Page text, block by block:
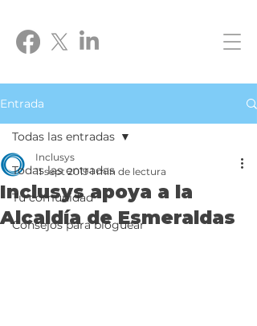
Entrada
Todas las entradas
Tu comunidad
Consejos para bloguear
Todas las entradas
Inclusys apoya a la
Alcaldía de Esmeraldas
Inclusys
11 sept 2019 1 min de lectura